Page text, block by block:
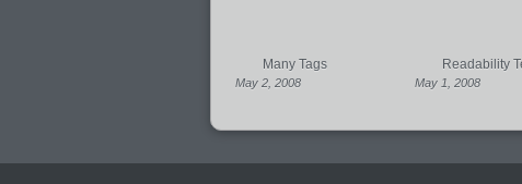
Many Tags
May 2, 2008
Readability
May 1, 2008